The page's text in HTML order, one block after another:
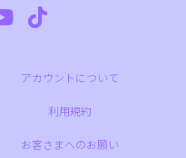
アカウントについて
利用規約
お客さまへのお願い